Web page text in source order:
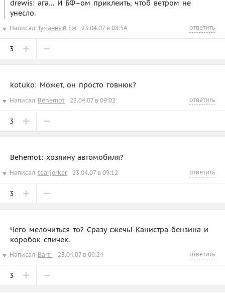
drewis: ага… И БФ–ом приклеить, чтоб ветром не
унесло.
Написал Туманный Еж 23.04.07 в 08:54 ответить
3
kotuko: Может, он просто говнюк?
Написал Behemot 23.04.07 в 09:02 ответить
3
Behemot: хозяину автомобиля?
Написал tearjerker 23.04.07 в 09:12 ответить
3
Чего мелочиться то? Сразу сжечь! Канистра бензина и
коробок спичек.
Написал Bart_ 23.04.07 в 09:24 ответить
3